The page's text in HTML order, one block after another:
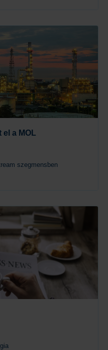
a MOL
szegmensben